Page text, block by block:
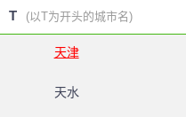
T (以T为开头的城市名)
天津
天水